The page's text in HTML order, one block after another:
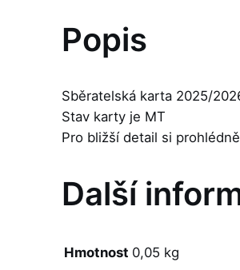
Popis
Sběratelská karta 2025/
Stav karty je MT
Pro bližší detail si
Další
Hmotnost 0,05 kg